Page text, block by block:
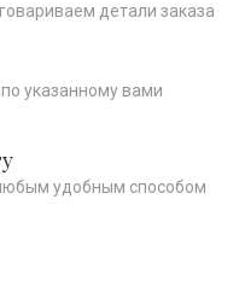
детали заказа
указанному вами
удобным способом